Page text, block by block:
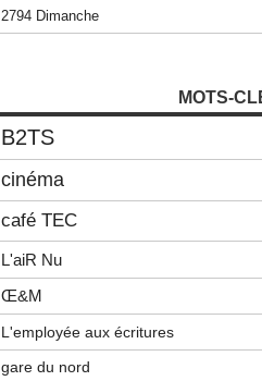
2794 Dimanche
MOTS-
B2TS
cinéma
café TEC
L'aiR Nu
Œ&M
L'employée aux écritures
gare du nord